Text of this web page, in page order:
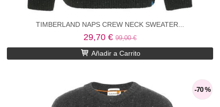
TIMBERLAND NAPS CREW NECK SWEATER...
29,70 € 99,00 €
Añadir a Carrito
-70 %